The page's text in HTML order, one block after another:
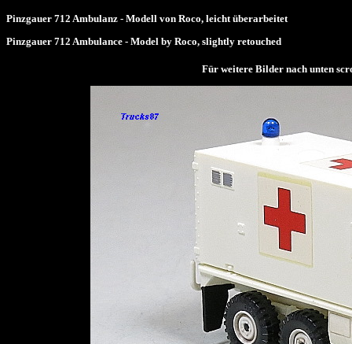
Pinzgauer 712 Ambulanz - Modell von Roco, leicht überarbeitet
Pinzgauer 712 Ambulance - Model by Roco, slightly retouched
Für weitere Bilder nach unten